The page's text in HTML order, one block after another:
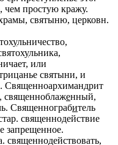
чем простую кражу.
святыню, церковн.
ульничество,
ульника,
, или
святыни, и
Священноархимандрит
священноблаженный,
Священнограбитель
священнодействие
запрещенное.
священнодействовать,